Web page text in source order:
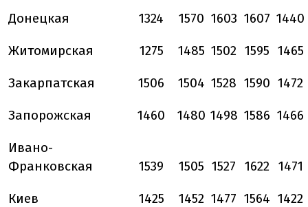
Донецкая 1324 1570 1603 1607 1440
Житомирская 1275 1485 1502 1595 1465
Закарпатская 1506 1504 1528 1590 1472
Запорожская 1460 1480 1498 1586 1466
Ивано-
Франковская
1539 1505 1527 1622 1471
Киев 1425 1452 1477 1564 1422